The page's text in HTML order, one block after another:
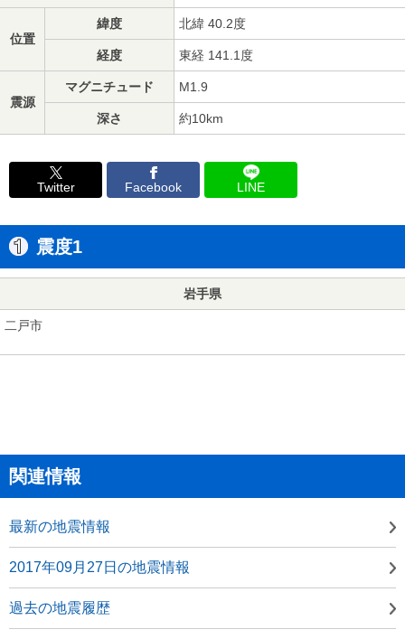
位置
緯度 北緯 40.2度
経度 東経 141.1度
震源
マグニチュード M1.9
深さ 約10km
Twitter Facebook LINE
震度1
岩手県
二戸市
関連情報
最新の地震情報
2017年09月27日の地震情報
過去の地震履歴